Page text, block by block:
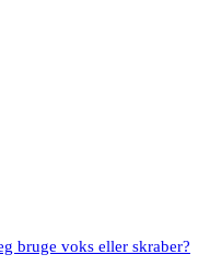
bruge voks eller skraber?